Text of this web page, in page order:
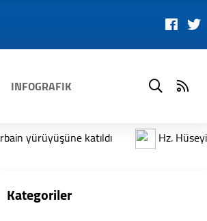
INFOGRAFIK
Hz. Hüseyin (a.s) Türbesi ile el-Kabes
Kategoriler